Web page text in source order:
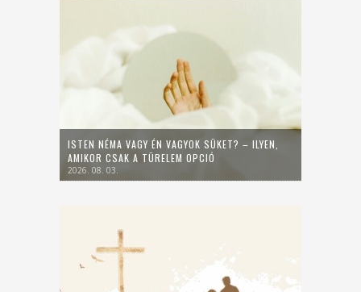
ISTEN NÉMA VAGY ÉN VAGYOK SÜKET? – ILYEN,
AMIKOR CSAK A TÜRELEM OPCIÓ
2026. 08. 03.